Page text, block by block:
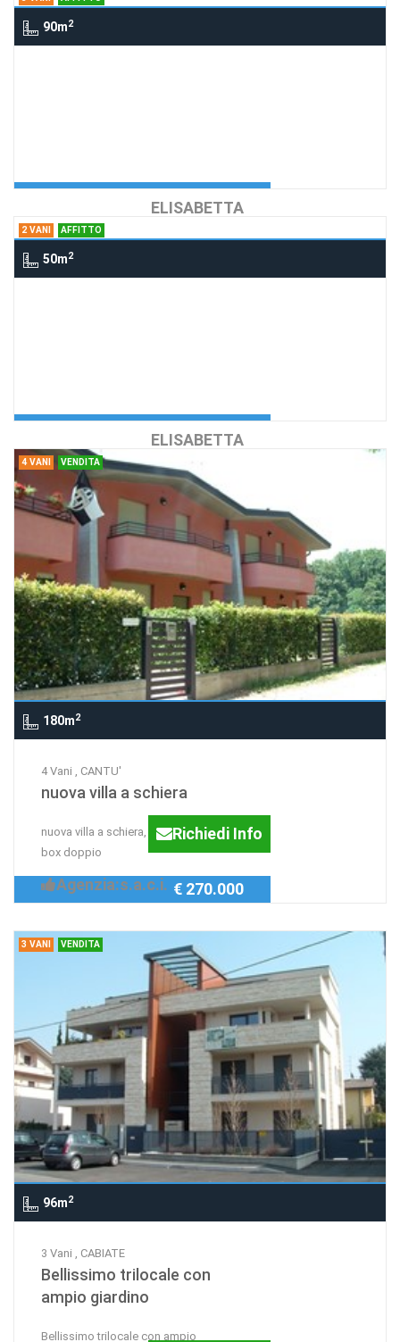
90m2
ELISABETTA
2 VANI AFFITTO
50m2
ELISABETTA
4 VANI VENDITA
180m2
4 Vani , CANTU'
nuova villa a schiera
nuova villa a schiera, con giardino e
box doppio
Richiedi Info
Agenzia:s.a.c.i. € 270.000
3 VANI VENDITA
96m2
3 Vani , CABIATE
Bellissimo trilocale con
ampio giardino
Bellissimo trilocale con ampio